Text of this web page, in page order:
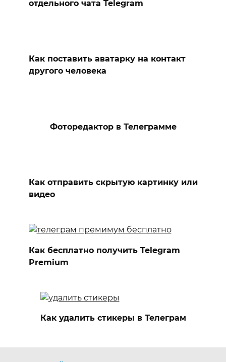
отдельного чата Telegram
Как поставить аватарку на контакт
другого человека
Фоторедактор в Телеграмме
Как отправить скрытую картинку или
видео
Как бесплатно получить Telegram
Premium
Как удалить стикеры в Телеграм